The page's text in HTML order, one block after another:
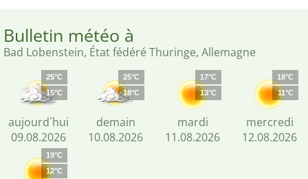
Bulletin météo à
Bad Lobenstein, État fédéré Thuringe, Allemagne
25°C
15°C
aujourd´hui
09.08.2026
25°C
18°C
demain
10.08.2026
17°C
13°C
mardi
11.08.2026
18°C
11°C
mercredi
12.08.2026
19°C
12°C